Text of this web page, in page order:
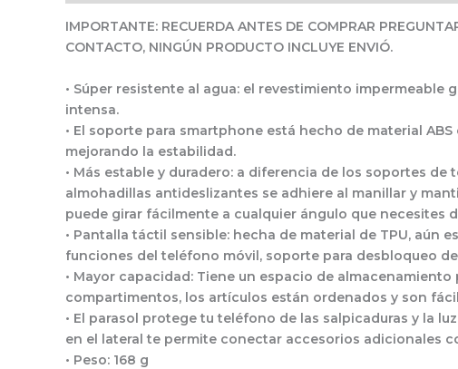
IMPORTANTE: RECUERDA ANTES DE COMPRAR
CONTACTO, NINGÚN PRODUCTO INCLUYE ENVIÓ.
• Súper resistente al agua: el revestimiento
intensa.
• El soporte para smartphone está hecho de material
mejorando la estabilidad.
• Más estable y duradero: a diferencia de los soportes
almohadillas antideslizantes se adhiere al manillar y
puede girar fácilmente a cualquier ángulo que necesites
• Pantalla táctil sensible: hecha de material de TPU, aún
funciones del teléfono móvil, soporte para desbloqueo
• Mayor capacidad: Tiene un espacio de
compartimentos, los artículos están ordenados y son
• El parasol protege tu teléfono de las salpicaduras y la
en el lateral te permite conectar accesorios adicionales
• Peso: 168 g